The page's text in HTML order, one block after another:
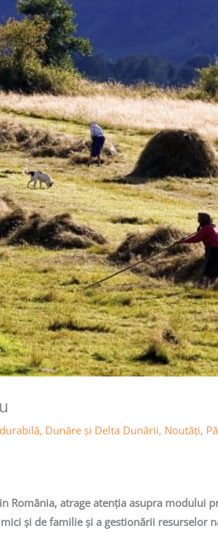
, Dunăre și Delta Dunării, Noutăţi,
atrage atenția asupra modului
și de familie și a gestionării resurselor